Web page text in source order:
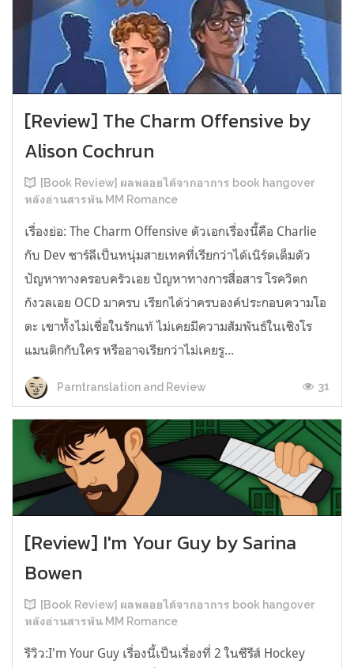
[Review] The Charm Offensive by
Alison Cochrun
[Book Review] ผลพลอยได้จากอาการ book hangover
หลังอ่านสารพัน MM Romance
เรื่องย่อ: The Charm Offensive ตัวเอกเรื่องนี้คือ Charlie
กับ Dev ชาร์ลีเป็นหนุ่มสายเทคที่เรียกว่าได้เนิร์ดเต็มตัว
ปัญหาทางครอบครัวเอย ปัญหาทางการสื่อสาร โรควิตก
กังวลเอย OCD มาครบ เรียกได้ว่าครบองค์ประกอบความโอ
ตะ เขาทั้งไม่เชื่อในรักแท้ ไม่เคยมีความสัมพันธ์ในเชิงโร
แมนติกกับใคร หรืออาจเรียกว่าไม่เคยรู...
Parntranslation and Review 31
[Review] I'm Your Guy by Sarina
Bowen
[Book Review] ผลพลอยได้จากอาการ book hangover
หลังอ่านสารพัน MM Romance
รีวิว:I'm Your Guy เรื่องนี้เป็นเรื่องที่ 2 ในซีรีส์ Hockey